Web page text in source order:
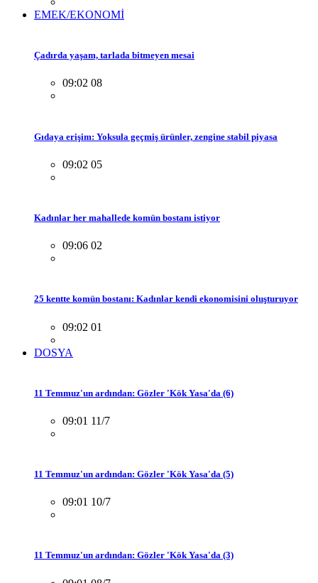
EMEK/EKONOMİ
Çadırda yaşam, tarlada bitmeyen mesai
09:02 08
Gıdaya erişim: Yoksula geçmiş ürünler, zengine stabil piyasa
09:02 05
Kadınlar her mahallede komün bostanı istiyor
09:06 02
25 kentte komün bostanı: Kadınlar kendi ekonomisini oluşturuyor
09:02 01
DOSYA
11 Temmuz'un ardından: Gözler 'Kök Yasa'da (6)
09:01 11/7
11 Temmuz'un ardından: Gözler 'Kök Yasa'da (5)
09:01 10/7
11 Temmuz'un ardından: Gözler 'Kök Yasa'da (3)